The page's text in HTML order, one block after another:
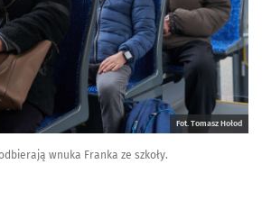
Fot. Tomasz Hołod
wnuka Franka ze szkoły.